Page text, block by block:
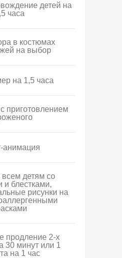
детей на
часа
в костюмах
на выбор
на 1,5 часа
приготовлением
анимация
детям со
и блестками,
рисунки на
продление 2-х
30 минут или 1
на 1 час